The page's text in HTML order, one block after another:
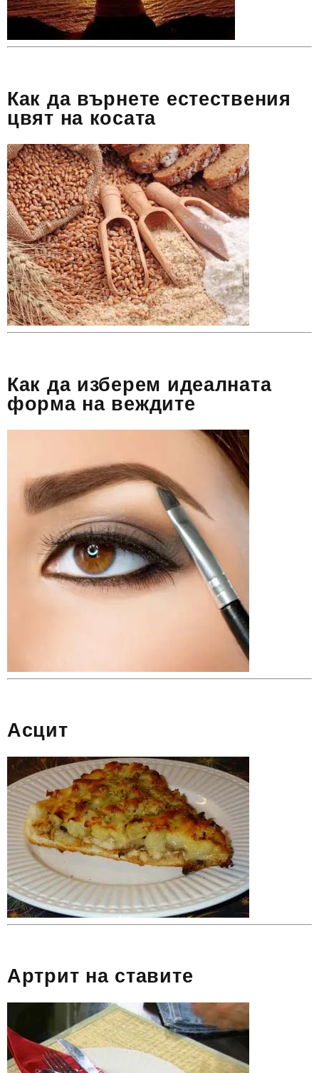
Как да върнете естествения
цвят на косата
Как да изберем идеалната
форма на веждите
Асцит
Артрит на ставите